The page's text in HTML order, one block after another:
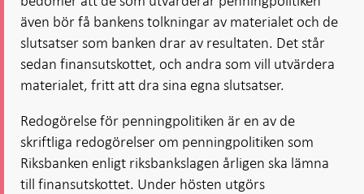
även bör få bankens tolkningar av materialet och de
slutsatser som banken drar av resultaten. Det står
sedan finansutskottet, och andra som vill utvärdera
materialet, fritt att dra sina egna slutsatser.
Redogörelse för penningpolitiken är en av de
skriftliga redogörelser om penningpolitiken som
Riksbanken enligt riksbankslagen årligen ska lämna
till finansutskottet. Under hösten utgörs